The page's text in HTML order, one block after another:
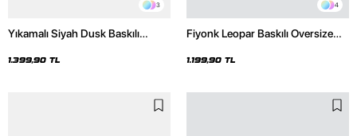
3
Yıkamalı Siyah Dusk Baskılı
1.399,90 TL
4
Fiyonk Leopar Baskılı Oversize
1.199,90 TL